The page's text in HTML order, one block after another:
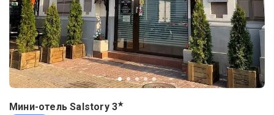
Мини-отель Salstory 3★